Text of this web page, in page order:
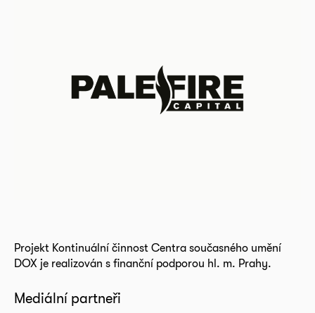
Projekt Kontinuální činnost Centra současného umění
DOX je realizován s finanční podporou hl. m. Prahy.
Mediální partneři